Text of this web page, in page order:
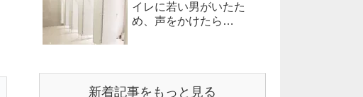
イレに若い男がいたた
め、声をかけたら…
新着記事をもっと見る